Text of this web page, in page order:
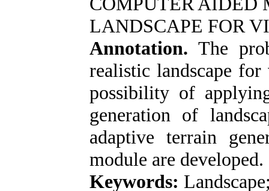
LANDSCAPE FOR
Annotation. The
realistic landscape
possibility of
generation of
adaptive terrain
module are developed.
Keywords: